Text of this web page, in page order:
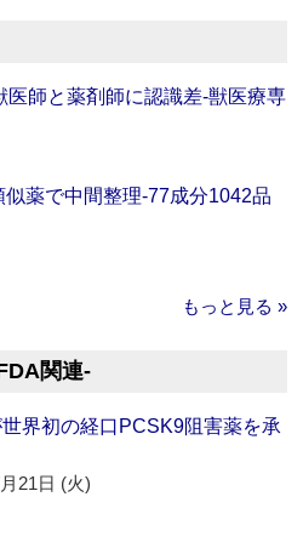
医師と薬剤師に認識差‐獣医療専
似薬で中間整理‐77成分1042品
もっと見る »
関連‐
界初の経口PCSK9阻害薬を承
21日 (火)